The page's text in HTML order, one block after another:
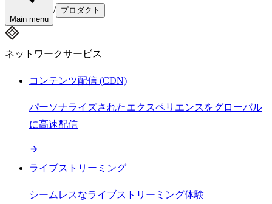
Main menu
/ プロダクト
ネットワークサービス
コンテンツ配信 (CDN)
パーソナライズされたエクスペリエンスをグローバル
に高速配信
ライブストリーミング
シームレスなライブストリーミング体験